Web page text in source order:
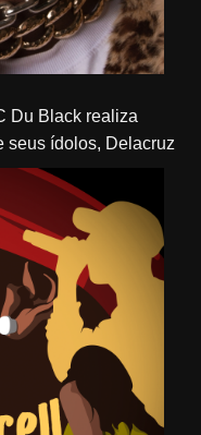
seus ídolos, Delacruz